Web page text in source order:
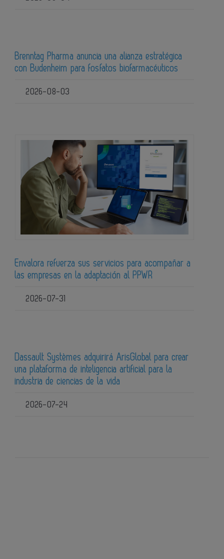
Brenntag Pharma anuncia una alianza estratégica
con Budenheim para fosfatos biofarmacéuticos
2026-08-03
Envalora refuerza sus servicios para acompañar a
las empresas en la adaptación al PPWR
2026-07-31
Dassault Systèmes adquirirá ArisGlobal para crear
una plataforma de inteligencia artificial para la
industria de ciencias de la vida
2026-07-24